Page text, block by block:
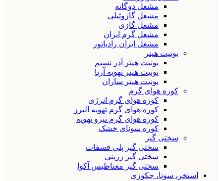
مشعل دوگانه
مشعل گازوئیلی
مشعل گازی
مشعل گرم ایران
مشعل ایران رادیاتور
یونیت هیتر
یونیت هیتر آذر نسیم
یونیت هیتر تهویه آریا
یونیت هیتر ساران
کوره هوای گرم
کوره هوای گرم انرژی
کوره هوای گرم تهویه البرز
کوره هوای گرم نیرو تهویه
کوره سونای خشک
سختی گیر
سختی گیر پلی فسفات
سختی گیر رزینی
سختی گیر مغناطیس آکوا
استخر، سونا، جکوزی